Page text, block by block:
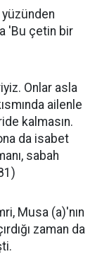
'Bu çetin bir
Onlar asla
ailenle
kalmasın.
da isabet
sabah
Musa (a)'nın
zaman da